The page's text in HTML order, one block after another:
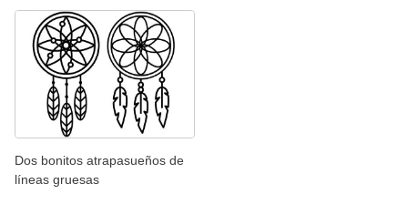
Dos bonitos atrapasueños de
líneas gruesas